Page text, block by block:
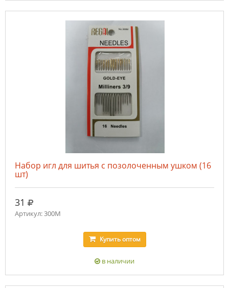
Набор игл для шитья с позолоченным ушком (16
шт)
31 руб.
Артикул: 300M
Купитьоптом
в наличии